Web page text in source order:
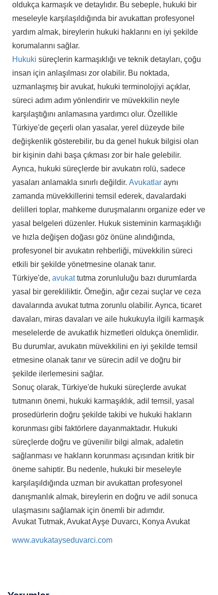
oldukça karmaşık ve detaylıdır. Bu sebeple, hukuki bir
meseleyle karşılaşıldığında bir avukattan profesyonel
yardım almak, bireylerin hukuki haklarını en iyi şekilde
korumalarını sağlar.
Hukuki süreçlerin karmaşıklığı ve teknik detayları, çoğu
insan için anlaşılması zor olabilir. Bu noktada,
uzmanlaşmış bir avukat, hukuki terminolojiyi açıklar,
süreci adım adım yönlendirir ve müvekkilin neyle
karşılaştığını anlamasına yardımcı olur. Özellikle
Türkiye'de geçerli olan yasalar, yerel düzeyde bile
değişkenlik gösterebilir, bu da genel hukuk bilgisi olan
bir kişinin dahi başa çıkması zor bir hale gelebilir.
Ayrıca, hukuki süreçlerde bir avukatın rolü, sadece
yasaları anlamakla sınırlı değildir.Avukatlar aynı
zamanda müvekkillerini temsil ederek, davalardaki
delilleri toplar, mahkeme duruşmalarını organize eder ve
yasal belgeleri düzenler. Hukuk sisteminin karmaşıklığı
ve hızla değişen doğası göz önüne alındığında,
profesyonel bir avukatın rehberliği, müvekkilin süreci
etkili bir şekilde yönetmesine olanak tanır.
Türkiye'de,avukattutma zorunluluğu bazı durumlarda
yasal bir gerekliliktir. Örneğin, ağır cezai suçlar ve ceza
davalarında avukat tutma zorunlu olabilir. Ayrıca, ticaret
davaları, miras davaları ve aile hukukuyla ilgili karmaşık
meselelerde de avukatlık hizmetleri oldukça önemlidir.
Bu durumlar, avukatın müvekkilini en iyi şekilde temsil
etmesine olanak tanır ve sürecin adil ve doğru bir
şekilde ilerlemesini sağlar.
Sonuç olarak, Türkiye'de hukuki süreçlerde avukat
tutmanın önemi, hukuki karmaşıklık, adil temsil, yasal
prosedürlerin doğru şekilde takibi ve hukuki hakların
korunması gibi faktörlere dayanmaktadır. Hukuki
süreçlerde doğru ve güvenilir bilgi almak, adaletin
sağlanması ve hakların korunması açısından kritik bir
öneme sahiptir. Bu nedenle, hukuki bir meseleyle
karşılaşıldığında uzman bir avukattan profesyonel
danışmanlık almak, bireylerin en doğru ve adil sonuca
ulaşmasını sağlamak için önemli bir adımdır.
Avukat Tutmak, Avukat Ayşe Duvarcı, Konya Avukat
www.avukatayseduvarci.com